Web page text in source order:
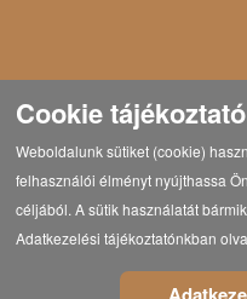
Cookie tájékoztató
Weboldalunk sütiket (cookie)
felhasználói élményt nyújthassa
céljából. A sütik használatát
Adatkezelési tájékoztatónkban